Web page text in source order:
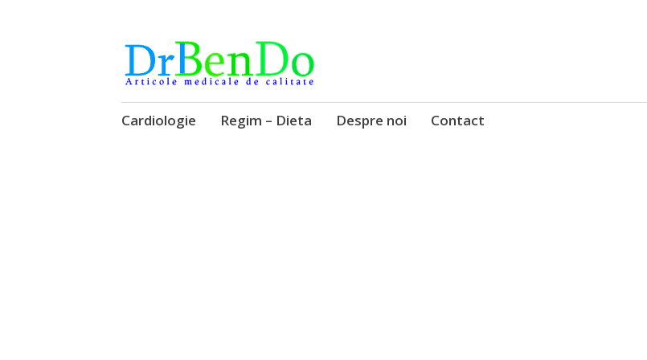
DrBendo.ro
Alimentatia sa iti fie medicatia
Sari
Cardiologie Regim – Dieta Despre noi Contact